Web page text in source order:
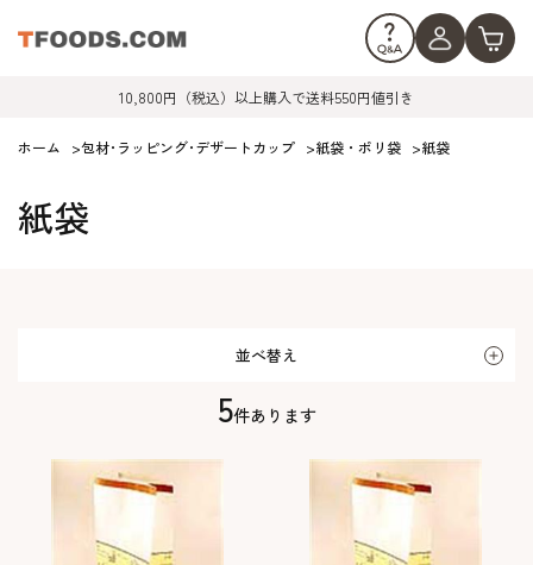
10,800円（税込）以上購入で送料550円値引き
ホーム >包材･ラッピング･デザートカップ >紙袋・ポリ袋 >紙袋
紙袋
並べ替え
5件あります